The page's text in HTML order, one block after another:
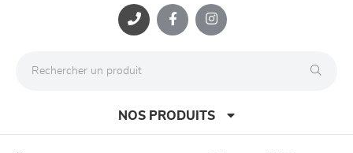
NOS PRODUITS